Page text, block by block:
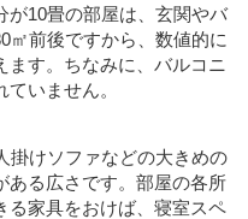
が10畳の部屋は、玄関やバ
㎡前後ですから、数値的に
ます。ちなみに、バルコニ
いません。
掛けソファなどの大きめの
ある広さです。部屋の各所
る家具をおけば、寝室スペ